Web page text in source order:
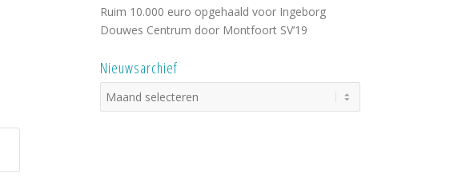
Ruim 10.000 euro opgehaald voor Ingeborg
Douwes Centrum door Montfoort SV’19
Nieuwsarchief